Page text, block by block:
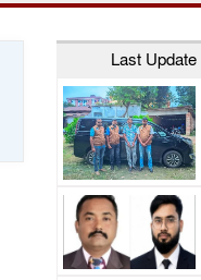
Last Update